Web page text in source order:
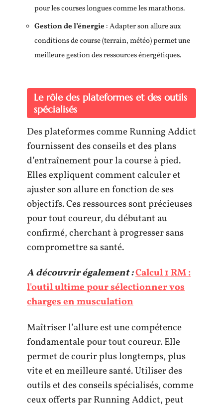
pour les courses longues comme les marathons.
Gestion de l’énergie : Adapter son allure aux
conditions de course (terrain, météo) permet une
meilleure gestion des ressources énergétiques.
Le rôle des plateformes et des outils
spécialisés
Des plateformes comme Running Addict
fournissent des conseils et des plans
d’entraînement pour la course à pied.
Elles expliquent comment calculer et
ajuster son allure en fonction de ses
objectifs. Ces ressources sont précieuses
pour tout coureur, du débutant au
confirmé, cherchant à progresser sans
compromettre sa santé.
A découvrir également :Calcul 1 RM :
l'outil ultime pour sélectionner vos
charges en musculation
Maîtriser l’allure est une compétence
fondamentale pour tout coureur. Elle
permet de courir plus longtemps, plus
vite et en meilleure santé. Utiliser des
outils et des conseils spécialisés, comme
ceux offerts par Running Addict, peut